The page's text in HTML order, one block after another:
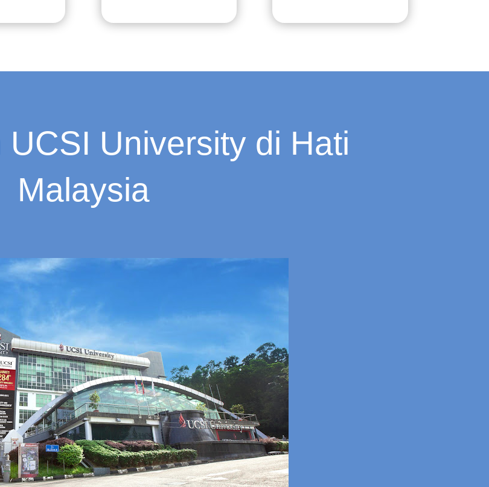
University di Hati
Malaysia